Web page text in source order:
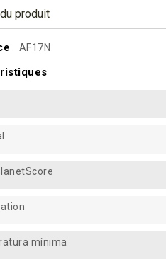
produit
AF17N
mínima